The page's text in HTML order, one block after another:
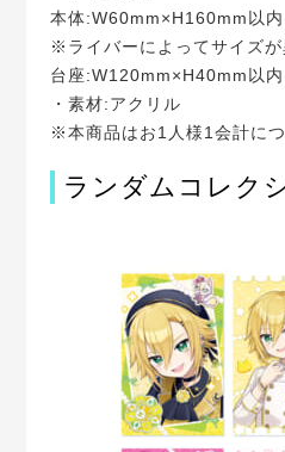
本体:W60mm×H160mm以内
※ライバーによってサイズが
台座:W120mm×H40mm以内
・素材:アクリル
※本商品はお1人様1会計に
ランダムコレク